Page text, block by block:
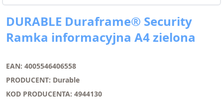
DURABLE Duraframe® Security
Ramka informacyjna A4 zielona
EAN: 4005546406558
PRODUCENT: Durable
KOD PRODUCENTA: 4944130